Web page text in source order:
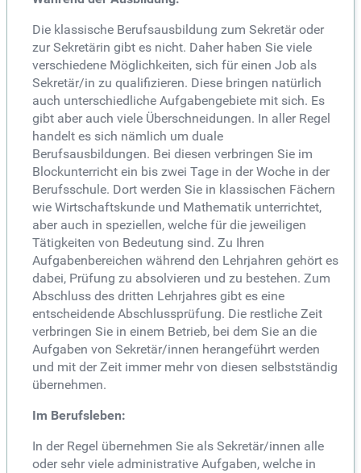
Die klassische Berufsausbildung zum Sekretär oder
zur Sekretärin gibt es nicht. Daher haben Sie viele
verschiedene Möglichkeiten, sich für einen Job als
Sekretär/in zu qualifizieren. Diese bringen natürlich
auch unterschiedliche Aufgabengebiete mit sich. Es
gibt aber auch viele Überschneidungen. In aller Regel
handelt es sich nämlich um duale
Berufsausbildungen. Bei diesen verbringen Sie im
Blockunterricht ein bis zwei Tage in der Woche in der
Berufsschule. Dort werden Sie in klassischen Fächern
wie Wirtschaftskunde und Mathematik unterrichtet,
aber auch in speziellen, welche für die jeweiligen
Tätigkeiten von Bedeutung sind. Zu Ihren
Aufgabenbereichen während den Lehrjahren gehört es
dabei, Prüfung zu absolvieren und zu bestehen. Zum
Abschluss des dritten Lehrjahres gibt es eine
entscheidende Abschlussprüfung. Die restliche Zeit
verbringen Sie in einem Betrieb, bei dem Sie an die
Aufgaben von Sekretär/innen herangeführt werden
und mit der Zeit immer mehr von diesen selbstständig
übernehmen.
Im Berufsleben:
In der Regel übernehmen Sie als Sekretär/innen alle
oder sehr viele administrative Aufgaben, welche in